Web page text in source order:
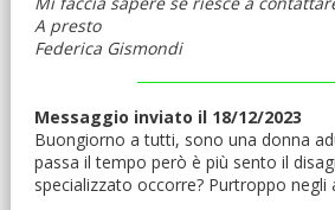
A presto
Federica Gismondi
Messaggio inviato il 18/12/2023
Buongiorno a tutti, sono una donna
passa il tempo però è più sento il
specializzato occorre? Purtroppo